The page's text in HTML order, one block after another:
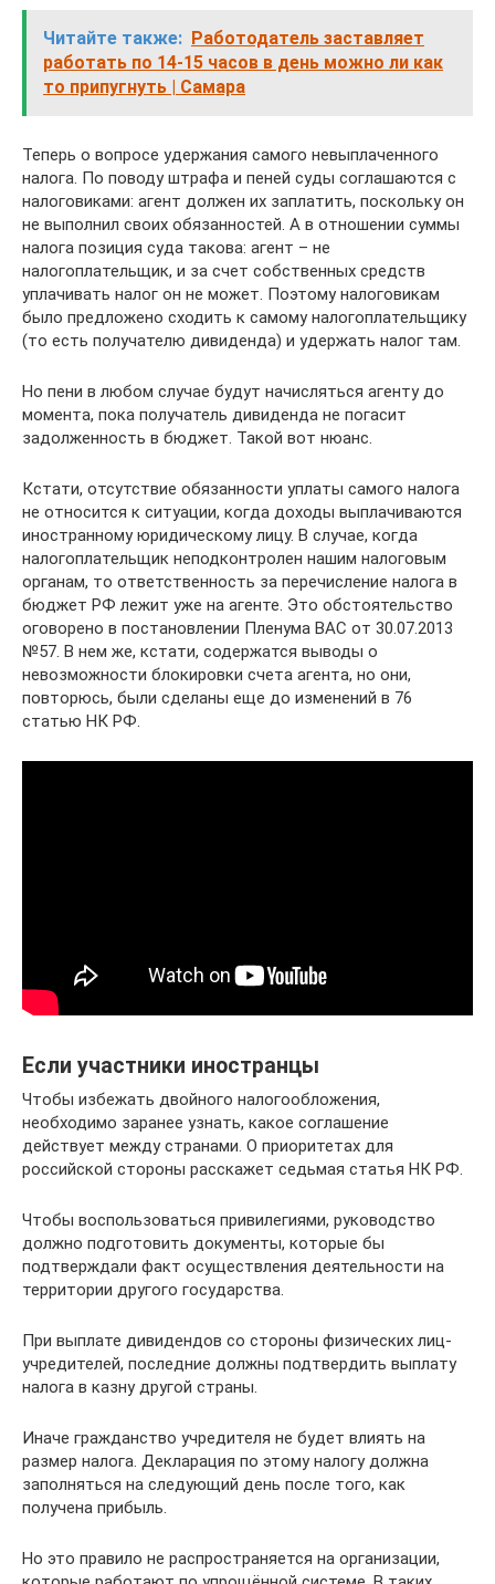
Читайте также: Работодатель заставляет
работать по 14-15 часов в день можно ли как
то припугнуть | Самара
Теперь о вопросе удержания самого невыплаченного
налога. По поводу штрафа и пеней суды соглашаются с
налоговиками: агент должен их заплатить, поскольку он
не выполнил своих обязанностей. А в отношении суммы
налога позиция суда такова: агент – не
налогоплательщик, и за счет собственных средств
уплачивать налог он не может. Поэтому налоговикам
было предложено сходить к самому налогоплательщику
(то есть получателю дивиденда) и удержать налог там.
Но пени в любом случае будут начисляться агенту до
момента, пока получатель дивиденда не погасит
задолженность в бюджет. Такой вот нюанс.
Кстати, отсутствие обязанности уплаты самого налога
не относится к ситуации, когда доходы выплачиваются
иностранному юридическому лицу. В случае, когда
налогоплательщик неподконтролен нашим налоговым
органам, то ответственность за перечисление налога в
бюджет РФ лежит уже на агенте. Это обстоятельство
оговорено в постановлении Пленума ВАС от 30.07.2013
№57. В нем же, кстати, содержатся выводы о
невозможности блокировки счета агента, но они,
повторюсь, были сделаны еще до изменений в 76
статью НК РФ.
Если участники иностранцы
Чтобы избежать двойного налогообложения,
необходимо заранее узнать, какое соглашение
действует между странами. О приоритетах для
российской стороны расскажет седьмая статья НК РФ.
Чтобы воспользоваться привилегиями, руководство
должно подготовить документы, которые бы
подтверждали факт осуществления деятельности на
территории другого государства.
При выплате дивидендов со стороны физических лиц-
учредителей, последние должны подтвердить выплату
налога в казну другой страны.
Иначе гражданство учредителя не будет влиять на
размер налога. Декларация по этому налогу должна
заполняться на следующий день после того, как
получена прибыль.
Но это правило не распространяется на организации,